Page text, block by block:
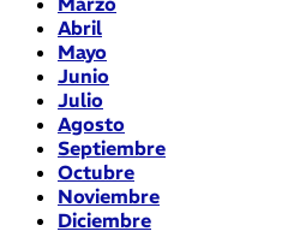
Abril
Mayo
Junio
Julio
Agosto
Septiembre
Octubre
Noviembre
Diciembre